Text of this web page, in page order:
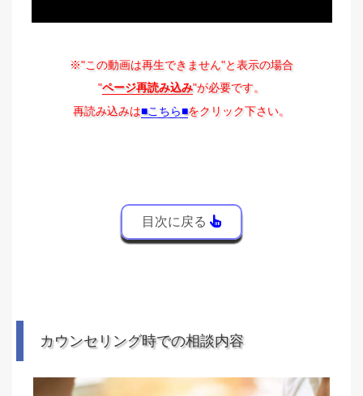
※"この動画は再生できません"と表示の場合
"ページ再読み込み"が必要です。
再読み込みは■こちら■をクリック下さい。
目次に戻る
カウンセリング時での相談内容